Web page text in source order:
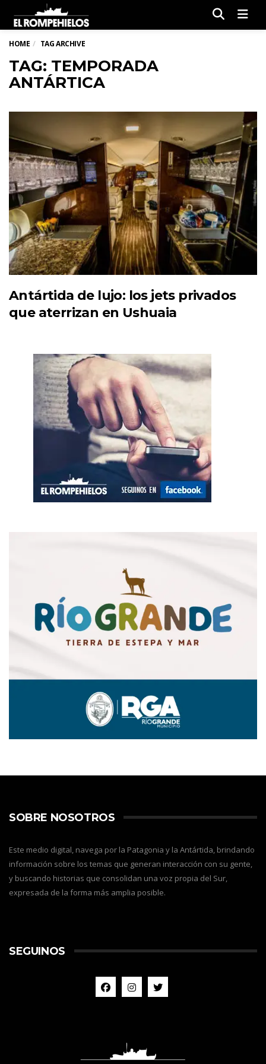
HOME TAG ARCHIVE
TAG: TEMPORADA
ANTÁRTICA
Antártida de lujo: los jets privados
que aterrizan en Ushuaia
SOBRE NOSOTROS
Este medio digital, navega por la Patagonia y la Antártida, brindando
información sobre los temas que generan interacción con su gente,
y buscando historias que consolidan una voz propia del Sur,
expresada de la forma más amplia posible.
SEGUINOS